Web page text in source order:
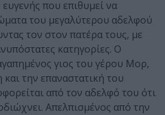
ευγενής που επιθυμεί να
του μεγαλύτερου αδελφού
τον στον πατέρα τους, με
κατηγορίες. Ο
γιος του γέρου Μορ,
την επαναστατική του
από τον αδελφό του ότι
Απελπισμένος από την